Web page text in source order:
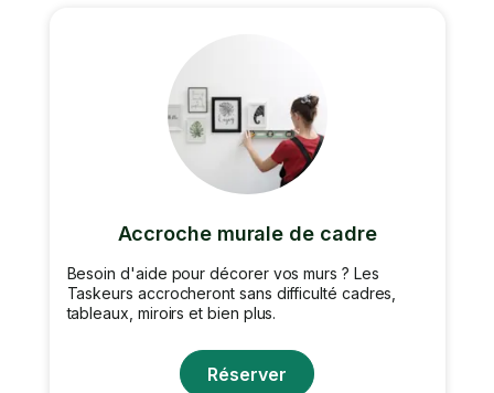
Accroche murale de cadre
Besoin d'aide pour décorer vos murs ? Les
Taskeurs accrocheront sans difficulté cadres,
tableaux, miroirs et bien plus.
Réserver